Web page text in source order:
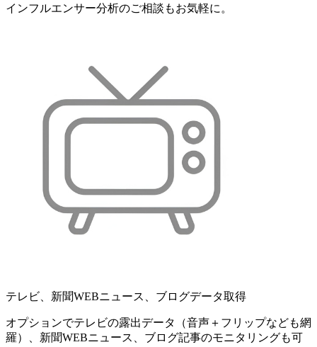
インフルエンサー分析のご相談もお気軽に。
テレビ、新聞WEBニュース、ブログデータ取得
オプションでテレビの露出データ（音声＋フリップなども網
羅）、新聞WEBニュース、ブログ記事のモニタリングも可